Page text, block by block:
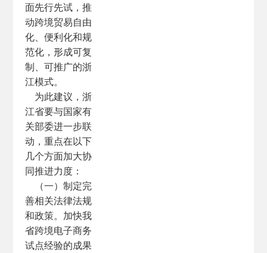
面先行先试，推
动跨境贸易自由
化、便利化和规
范化，形成可复
制、可推广的浙
江模式。
为此建议，浙
江省要与国家有
关部委进一步联
动，重点在以下
几个方面加大协
同推进力度：
（一）制定完
善相关法律法规
和政策。加快我
省跨境电子商务
试点经验的成果